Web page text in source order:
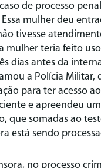
de processo
mulher deu
tivesse
mulher teria feito
dias antes da
a Polícia Militar,
para ter acesso
e apreendeu
que somadas ao
está sendo
no processo